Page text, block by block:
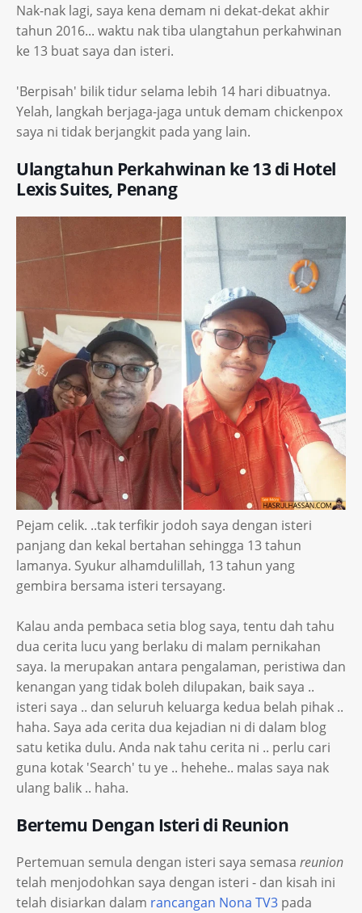
Nak-nak lagi, saya kena demam ni dekat-dekat akhir
tahun 2016... waktu nak tiba ulangtahun perkahwinan
ke 13 buat saya dan isteri.
'Berpisah' bilik tidur selama lebih 14 hari dibuatnya.
Yelah, langkah berjaga-jaga untuk demam chickenpox
saya ni tidak berjangkit pada yang lain.
Ulangtahun Perkahwinan ke 13 di Hotel
Lexis Suites, Penang
Pejam celik. ..tak terfikir jodoh saya dengan isteri
panjang dan kekal bertahan sehingga 13 tahun
lamanya. Syukur alhamdulillah, 13 tahun yang
gembira bersama isteri tersayang.
Kalau anda pembaca setia blog saya, tentu dah tahu
dua cerita lucu yang berlaku di malam pernikahan
saya. Ia merupakan antara pengalaman, peristiwa dan
kenangan yang tidak boleh dilupakan, baik saya ..
isteri saya .. dan seluruh keluarga kedua belah pihak ..
haha. Saya ada cerita dua kejadian ni di dalam blog
satu ketika dulu. Anda nak tahu cerita ni .. perlu cari
guna kotak 'Search' tu ye .. hehehe.. malas saya nak
ulang balik .. haha.
Bertemu Dengan Isteri di Reunion
Pertemuan semula dengan isteri saya semasa reunion
telah menjodohkan saya dengan isteri - dan kisah ini
telah disiarkan dalam rancangan Nona TV3 pada